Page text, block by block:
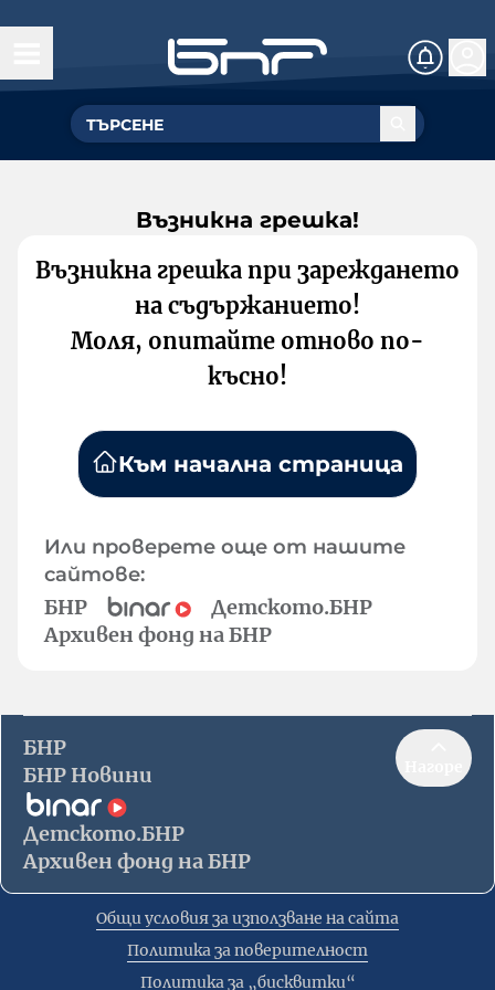
Възникна грешка!
Възникна грешка при зареждането
на съдържанието!
Моля, опитайте отново по-
късно!
Към начална страница
Или проверете още от нашите
сайтове:
БНР
Детското.БНР
Архивен фонд на БНР
БНР
БНР Новини
Детското.БНР
Архивен фонд на БНР
Общи условия за използване на сайта
Политика за поверителност
Политика за „бисквитки“